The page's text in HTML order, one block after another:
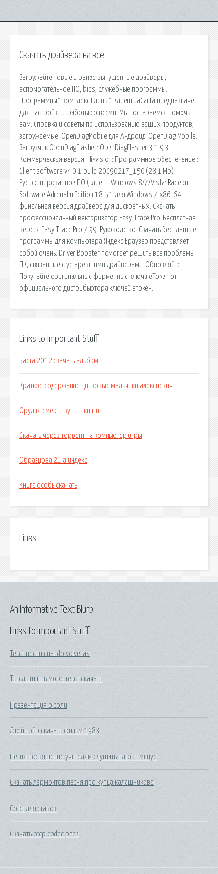
Скачать драйвера на все
Загружайте новые и ранее выпущенные драйверы,
вспомогательное ПО, bios, служебные программы.
Программный комплекс Единый Клиент JaCarta предназначен
для настройки и работы со всеми. Мы постараемся помочь
вам. Справка и советы по использованию ваших продуктов,
загружаемые. OpenDiagMobile для Андроид: OpenDiag Mobile.
Загрузчик OpenDiagFlasher: OpenDiagFlasher 3.1.9.3.
Коммерческая версия. Hikvision: Программное обеспечение :
Client software v4.0.1 build 20090217_150 (28,1 Mb)
Русифицированное ПО (клиент. Windows 8/7/Vista: Radeon
Software Adrenalin Edition 18.5.1 для Windows 7 x86-64
финальная версия драйвера для дискретных. Скачать
профессиональный векторизатор Easy Trace Pro. Бесплатная
версия Easy Trace Pro 7.99. Руководство. Скачать бесплатные
программы для компьютера Яндекс.Браузер представляет
собой очень. Driver Booster помогает решить все проблемы
ПК, связанные с устаревшими драйверами. Обновляйте.
Покупайте оригинальные фирменные ключи еToken от
официального дистрибьютора ключей етокен.
Links to Important Stuff
Баста 2012 скачать альбом
Краткое содержание цинковые мальчики алексиевич
Орудия смерти купить книги
Скачать через торрент на компьютер игры
Образцова 21 а индекс
Книга особь скачать
Links
Links to Important Stuff
Текст песни cuando volveras
Ты слышишь море текст скачать
Презентация о соли
Джейн эйр скачать фильм 1983
Песня посвящение учителям слушать плюс и минус
Скачать лермонтов песня про купца калашникова
Софт для ставок
Скачать cccp codec pack
An Informative Text Blurb